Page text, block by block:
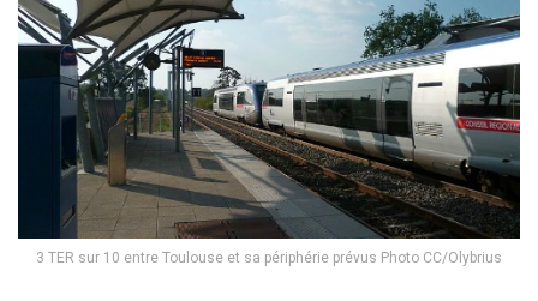
3 TER sur 10 entre Toulouse et sa périphérie prévus Photo CC/Olybrius